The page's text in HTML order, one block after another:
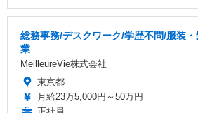
総務事務/デスクワーク/学歴不問/服装
業
MeilleureVie株式会社
東京都
月給23万5,000円～50万円